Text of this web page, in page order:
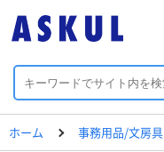
ホーム 事務用品/文房具